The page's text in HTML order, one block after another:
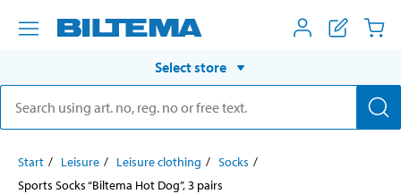
Select store
Start Leisure Leisure clothing
Socks
Sports Socks “Biltema Hot Dog”, 3 pairs